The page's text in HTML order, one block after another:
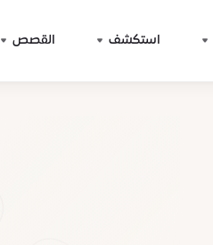
استكشف القصص